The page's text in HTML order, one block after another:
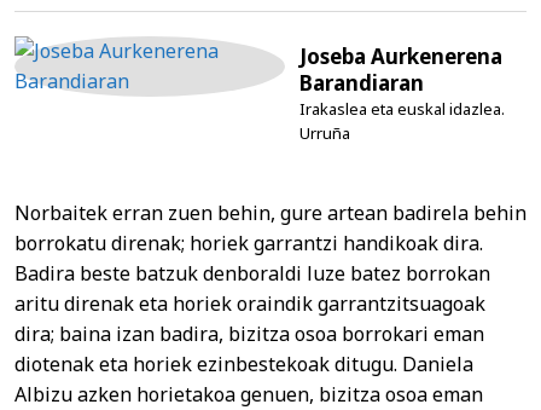
Joseba Aurkenerena
Barandiaran
Irakaslea eta euskal idazlea.
Urruña
Norbaitek erran zuen behin, gure artean badirela behin
borrokatu direnak; horiek garrantzi handikoak dira.
Badira beste batzuk denboraldi luze batez borrokan
aritu direnak eta horiek oraindik garrantzitsuagoak
dira; baina izan badira, bizitza osoa borrokari eman
diotenak eta horiek ezinbestekoak ditugu. Daniela
Albizu azken horietakoa genuen, bizitza osoa eman